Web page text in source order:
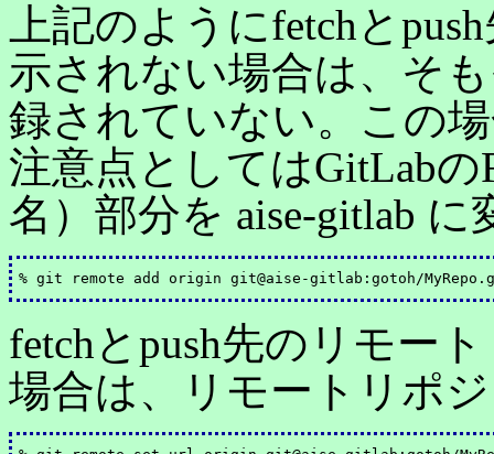
上記のようにfetchと
示されない場合は、そ
録されていない。この
注意点としてはGitLab
名）部分を aise-gitlab
fetchとpush先のリモー
場合は、リモートリポ